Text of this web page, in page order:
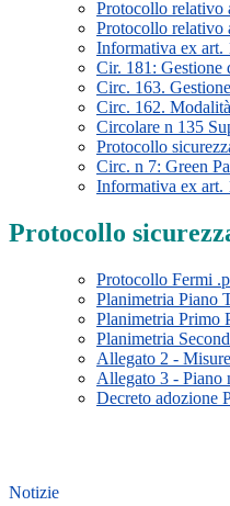
Protocollo relativo
Protocollo relativo
Informativa ex art.
Cir. 181:
Circ. 163.
Circ. 162.
Circolare n 135
Protocollo
Circ. n 7: Green
Informativa ex art.
Protocollo
Protocollo Fermi
Planimetria Piano
Planimetria Primo
Planimetria
Allegato 2 -
Allegato 3 - Piano
Decreto adozione
Notizie